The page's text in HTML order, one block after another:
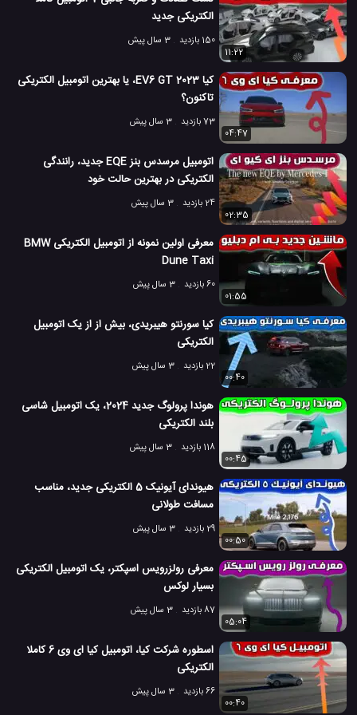
# ماشین الکتریکی SU7 مکس شیائومی #
#
ویژگی های ماشین SU7 شیائومی
201 بازدید
3 سال پیش اتومبیل بررسی بررسی ماشین ها ماشین
الکتریکی جدید
150 بازدید
3 سال پیش
11:22
کیا EV6 GT 2023، یا بهترین اتومبیل الکتریکی
تاکنون؟
73 بازدید
3 سال پیش
04:47
اتومبیل مرسدس بنز EQE جدید، رانندگی
الکتریکی در بهترین حالت خود
24 بازدید
3 سال پیش
02:35
معرفی اولین نمونه از اتومبیل الکتریکی BMW
Dune Taxi
60 بازدید
3 سال پیش
01:55
کیا سورنتو هیبریدی، بیش از از یک اتومبیل
الکتریکی
22 بازدید
3 سال پیش
00:40
هوندا پرولوگ جدید 2024، یک اتومبیل شاسی
بلند الکتریکی
118 بازدید
3 سال پیش
00:45
هیوندای آیونیک 5 الکتریکی جدید، مناسب
مسافت طولانی
29 بازدید
3 سال پیش
00:50
معرفی رولزرویس اسپکتر، یک اتومبیل الکتریکی
بسیار لوکس
87 بازدید
3 سال پیش
05:04
اسطوره شرکت کیا، اتومبیل کیا ای وی 6 کاملا
الکتریکی
66 بازدید
3 سال پیش
00:40